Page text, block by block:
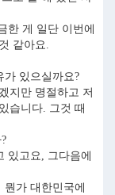
한 게 일단 이번에
같아요.
가 있으실까요?
지만 명절하고 저
습니다. 그것 때
있고요, 그다음에
뭔가 대한민국에